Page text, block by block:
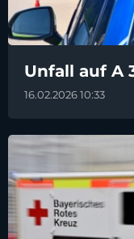
Unfall auf A
16.02.2026 10:33